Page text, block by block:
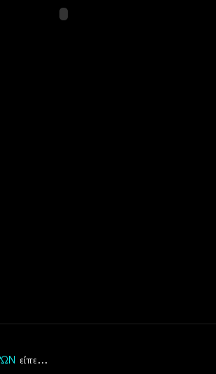
είπε…